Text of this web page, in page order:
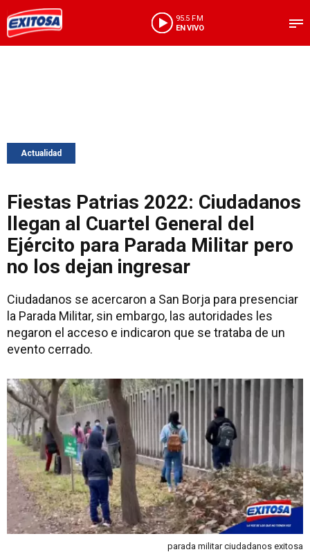
95.5 FM
EN VIVO
Actualidad
Fiestas Patrias 2022: Ciudadanos
llegan al Cuartel General del
Ejército para Parada Militar pero
no los dejan ingresar
Ciudadanos se acercaron a San Borja para presenciar
la Parada Militar, sin embargo, las autoridades les
negaron el acceso e indicaron que se trataba de un
evento cerrado.
parada militar ciudadanos exitosa